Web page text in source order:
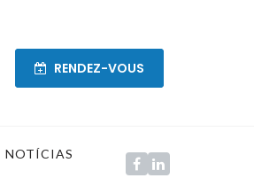
RENDEZ-VOUS
NOTÍCIAS